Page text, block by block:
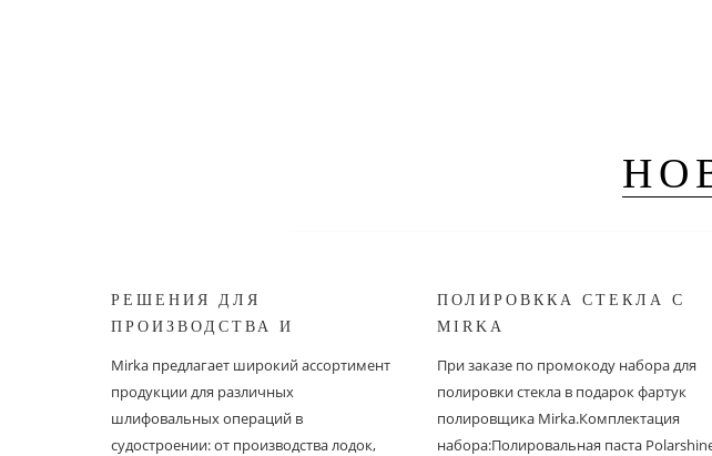
РЕШЕНИЯ ДЛЯ
ПРОИЗВОДСТВА И
Mirka предлагает широкий ассортимент
продукции для различных
шлифовальных операций в
судостроении: от производства лодок,
ПОЛИРОВККА СТЕКЛА С
MIRKA
При заказе по промокоду набора для
полировки стекла в подарок фартук
полировщика Mirka.Комплектация
набора:Полировальная паста